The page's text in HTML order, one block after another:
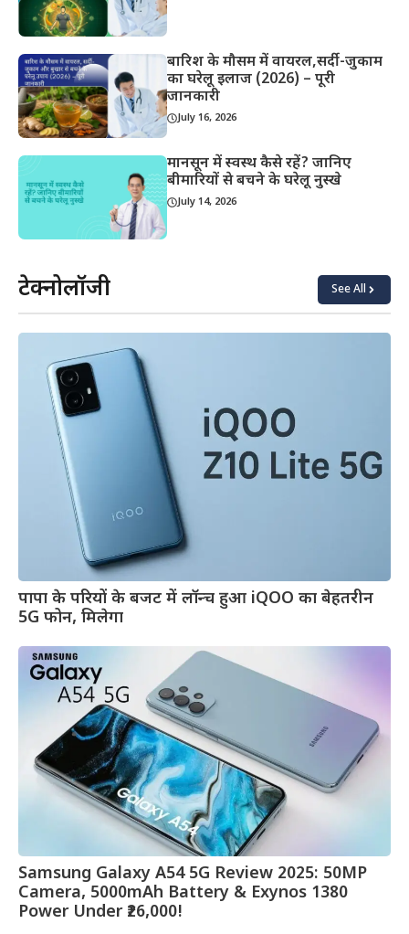
बारिश के मौसम में वायरल,सर्दी-जुकाम
का घरेलू इलाज (2026) – पूरी
जानकारी
July 16, 2026
मानसून में स्वस्थ कैसे रहें? जानिए
बीमारियों से बचने के घरेलू नुस्खे
July 14, 2026
टेक्नोलॉजी See All
पापा के परियों के बजट में लॉन्च हुआ iQOO का बेहतरीन
5G फोन, मिलेगा
Samsung Galaxy A54 5G Review 2025: 50MP
Camera, 5000mAh Battery & Exynos 1380
Power Under ₹26,000!